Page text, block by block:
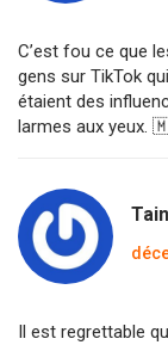
C’est fou ce que
gens sur TikTok
étaient des
larmes aux yeux.
Il est regrettable